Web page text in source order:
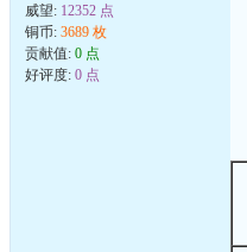
威望: 12352 点
铜币: 3689 枚
贡献值: 0 点
好评度: 0 点